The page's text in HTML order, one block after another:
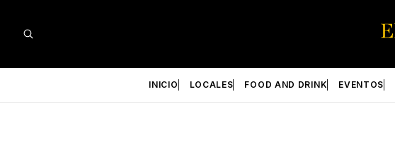
INICIO LOCALES FOOD AND DRINK EVENTOS